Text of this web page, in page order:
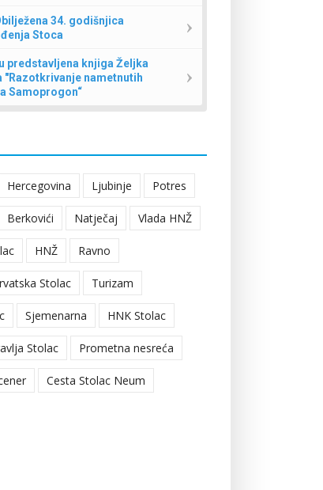
34. godišnjica
Stoca
predstavljena knjiga Željka
"Razotkrivanje nametnutih
Samoprogon“
Hercegovina Ljubinje Potres
Berkovići Natječaj Vlada HNŽ
HNŽ Ravno
Stolac Turizam
Sjemenarna HNK Stolac
Stolac Prometna nesreća
Cesta Stolac Neum